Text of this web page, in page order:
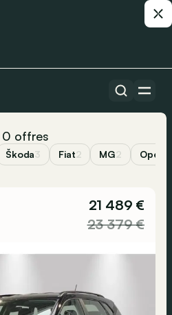
0 offres
Škoda3 Fiat2 MG2 Opel
21 489 €
23 379 €